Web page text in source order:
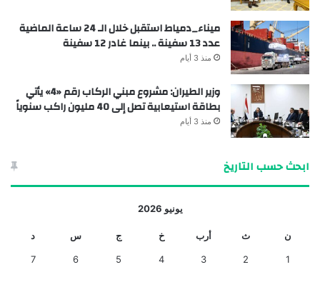
ميناء_دمياط استقبل خلال الـ 24 ساعة الماضية
عدد 13 سفينة .. بينما غادر 12 سفينة
منذ 3 أيام
وزير الطيران: مشروع مبني الركاب رقم «4» يأتي
بطاقة استيعابية تصل إلى 40 مليون راكب سنوياً
منذ 3 أيام
ابحث حسب التاريخ
يونيو 2026
ن ث أرب خ ج س د
1
2
3
4
5
6
7